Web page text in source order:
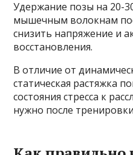
Удержание позы на 20-
мышечным волокнам
снизить напряжение и
восстановления.
В отличие от
статическая растяжка
состояния стресса к
нужно после